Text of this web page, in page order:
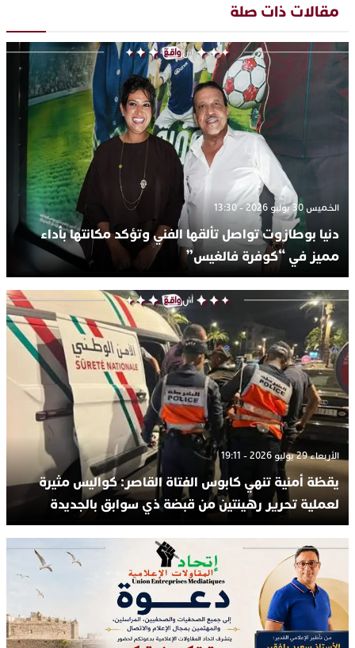
مقالات ذات صلة
الخميس 30 يوليو 2026 - 13:30
دنيا بوطازوت تواصل تألقها الفني وتؤكد مكانتها بأداء
مميز في “كوفرة فالغيس”
الأربعاء 29 يوليو 2026 - 19:11
يقظة أمنية تنهي كابوس الفتاة القاصر: كواليس مثيرة
لعملية تحرير رهينتين من قبضة ذي سوابق بالجديدة